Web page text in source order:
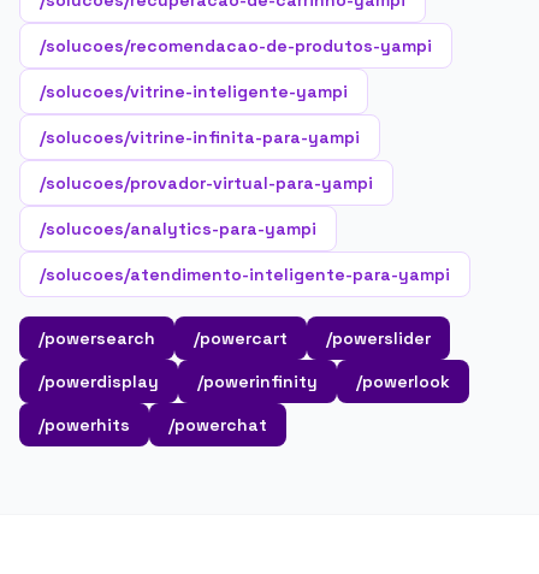
/solucoes/recomendacao-de-produtos-yampi
/solucoes/vitrine-inteligente-yampi
/solucoes/vitrine-infinita-para-yampi
/solucoes/provador-virtual-para-yampi
/solucoes/analytics-para-yampi
/solucoes/atendimento-inteligente-para-yampi
/powersearch /powercart
/powerslider
/powerdisplay
/powerinfinity
/powerlook
/powerhits
/powerchat